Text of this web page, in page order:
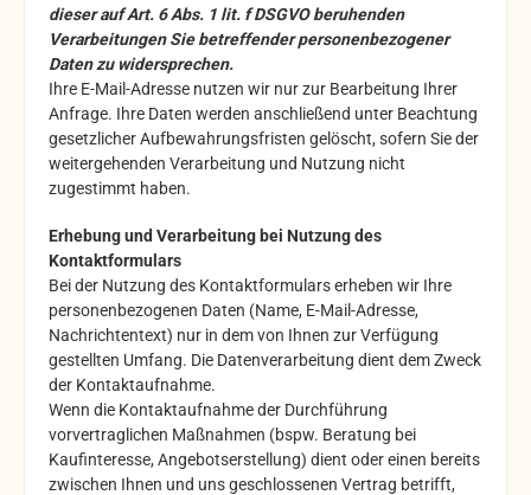
dieser auf Art. 6 Abs. 1 lit. f DSGVO beruhenden
Verarbeitungen Sie betreffender personenbezogener
Daten zu widersprechen.
Ihre E-Mail-Adresse nutzen wir nur zur Bearbeitung Ihrer
Anfrage. Ihre Daten werden anschließend unter Beachtung
gesetzlicher Aufbewahrungsfristen gelöscht, sofern Sie der
weitergehenden Verarbeitung und Nutzung nicht
zugestimmt haben.
Erhebung und Verarbeitung bei Nutzung des
Kontaktformulars
Bei der Nutzung des Kontaktformulars erheben wir Ihre
personenbezogenen Daten (Name, E-Mail-Adresse,
Nachrichtentext) nur in dem von Ihnen zur Verfügung
gestellten Umfang. Die Datenverarbeitung dient dem Zweck
der Kontaktaufnahme.
Wenn die Kontaktaufnahme der Durchführung
vorvertraglichen Maßnahmen (bspw. Beratung bei
Kaufinteresse, Angebotserstellung) dient oder einen bereits
zwischen Ihnen und uns geschlossenen Vertrag betrifft,